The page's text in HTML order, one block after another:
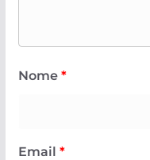
Nome *
Email *